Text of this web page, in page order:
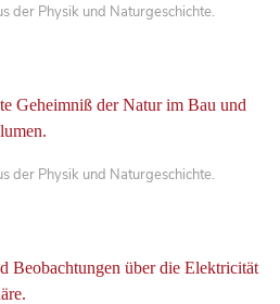
der Physik und Naturgeschichte.
Geheimniß der Natur im Bau und
der Physik und Naturgeschichte.
Beobachtungen über die Elektricität